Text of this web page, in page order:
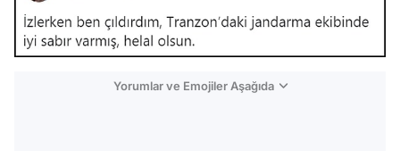
Yorumlar ve Emojiler Aşağıda